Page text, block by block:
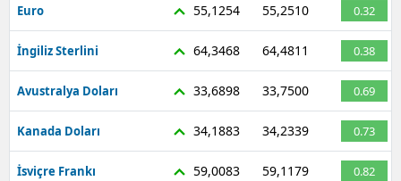
Euro 55,1254 55,2510 0.32
İngiliz Sterlini 64,3468 64,4811 0.38
Avustralya Doları 33,6898 33,7500 0.69
Kanada Doları 34,1883 34,2339 0.73
İsviçre Frankı 59,0083 59,1179 0.82